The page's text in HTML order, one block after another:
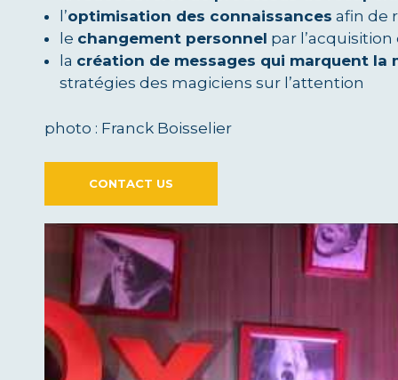
l’optimisation des connaissances afin de
le changement personnel par
la création de messages qui marquent la
stratégies des magiciens sur l’attention
photo : Franck Boisselier
CONTACT US